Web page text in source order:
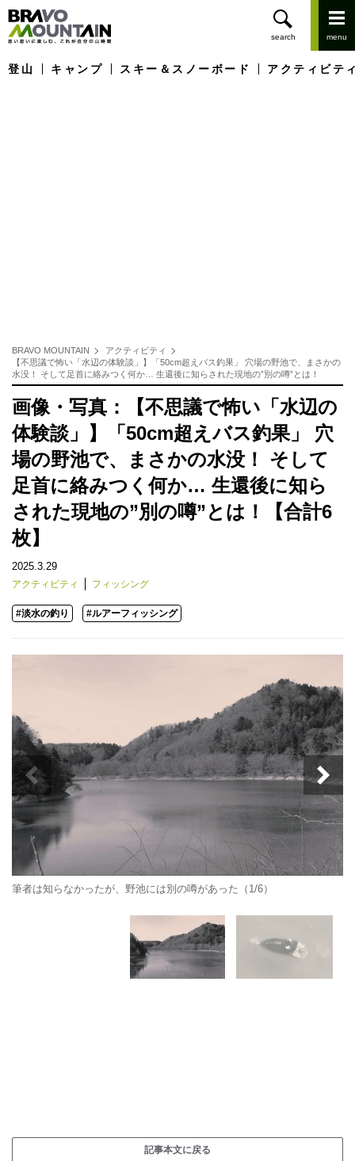
登山 キャンプ スキー＆スノーボード アクティビテ
BRAVO MOUNTAIN
アクティビティ
【不思議で怖い「水辺の体験談」】「50cm超えバス釣果」 穴場の野池で、まさかの
水没！ そして足首に絡みつく何か… 生還後に知らされた現地の”別の噂”とは！
画像・写真：【不思議で怖い「水辺の
体験談」】「50cm超えバス釣果」 穴
場の野池で、まさかの水没！ そして
足首に絡みつく何か… 生還後に知ら
された現地の”別の噂”とは！【合計6
枚】
2025.3.29
アクティビティ フィッシング
#淡水の釣り #ルアーフィッシング
筆者は知らなかったが、野池には別の噂があった（1/6）
記事本文に戻る